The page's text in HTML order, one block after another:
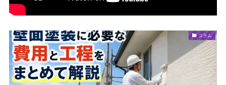
コラム